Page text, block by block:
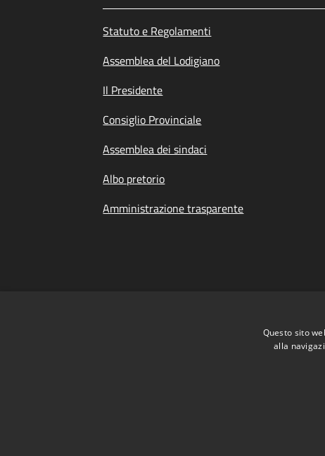
Statuto e Regolamenti
Assemblea del Lodigiano
Il Presidente
Consiglio Provinciale
Assemblea dei sindaci
Albo pretorio
Amministrazione trasparente
Meccanismo
Questo sito
alla